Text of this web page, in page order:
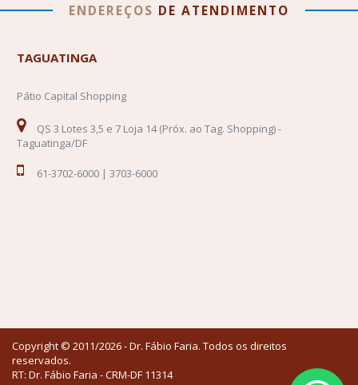
ENDEREÇOS DE ATENDIMENTO
TAGUATINGA
Pátio Capital Shopping
QS 3 Lotes 3,5 e 7 Loja 14 (Próx. ao Tag. Shopping) -
Taguatinga/DF
61-3702-6000 | 3703-6000
Copyright © 2011/2026 - Dr. Fábio Faria. Todos os direitos
reservados.
RT: Dr. Fábio Faria - CRM-DF 11314